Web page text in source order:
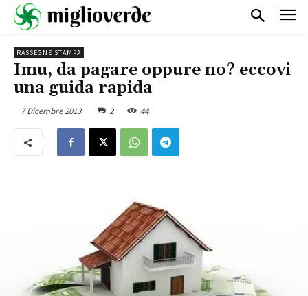
RASSEGNE STAMPA
Imu, da pagare oppure no? eccovi
una guida rapida
7 Dicembre 2013 2 44